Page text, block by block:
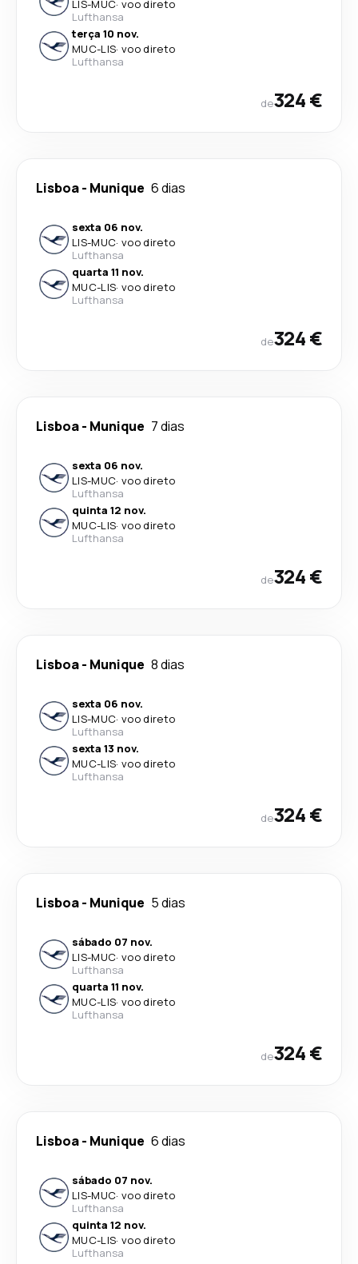
LIS-MUC· voo direto
Lufthansa
terça 10 nov.
MUC-LIS· voo direto
Lufthansa
de324 €
Lisboa- Munique 6 dias
sexta 06 nov.
LIS-MUC· voo direto
Lufthansa
quarta 11 nov.
MUC-LIS· voo direto
Lufthansa
de324 €
Lisboa- Munique 7 dias
sexta 06 nov.
LIS-MUC· voo direto
Lufthansa
quinta 12 nov.
MUC-LIS· voo direto
Lufthansa
de324 €
Lisboa- Munique 8 dias
sexta 06 nov.
LIS-MUC· voo direto
Lufthansa
sexta 13 nov.
MUC-LIS· voo direto
Lufthansa
de324 €
Lisboa- Munique 5 dias
sábado 07 nov.
LIS-MUC· voo direto
Lufthansa
quarta 11 nov.
MUC-LIS· voo direto
Lufthansa
de324 €
Lisboa- Munique 6 dias
sábado 07 nov.
LIS-MUC· voo direto
Lufthansa
quinta 12 nov.
MUC-LIS· voo direto
Lufthansa